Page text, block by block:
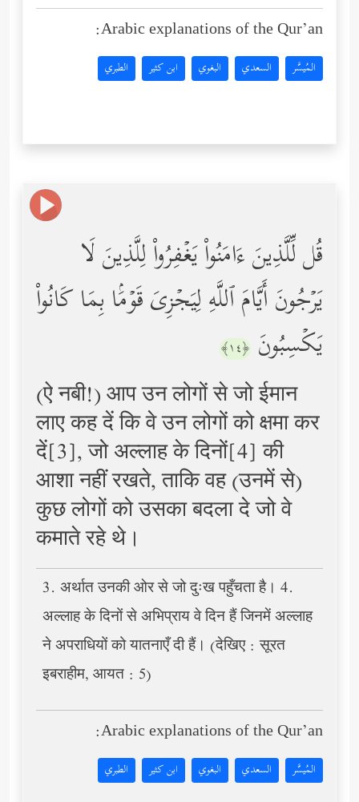
Arabic explanations of the Qur’an:
المُيسَّر السعدي البغوي ابن كثير الطبري
قُل لِّلَّذِینَ ءَامَنُواْ یَغۡفِرُواْ لِلَّذِینَ لَا
یَرۡجُونَ أَیَّامَ ٱللَّهِ لِیَجۡزِیَ قَوۡمَۢا بِمَا كَانُواْ
یَكۡسِبُونَ ﴿١٤﴾
(ऐ नबी!) आप उन लोगों से जो ईमान
लाए कह दें कि वे उन लोगों को क्षमा कर
दें[3], जो अल्लाह के दिनों[4] की
आशा नहीं रखते, ताकि वह (उनमें से)
कुछ लोगों को उसका बदला दे जो वे
कमाते रहे थे।
3. अर्थात उनकी ओर से जो दुःख पहुँचता है। 4.
अल्लाह के दिनों से अभिप्राय वे दिन हैं जिनमें अल्लाह
ने अपराधियों को यातनाएँ दी हैं। (देखिए : सूरत
इबराहीम, आयत : 5)
Arabic explanations of the Qur’an:
المُيسَّر السعدي البغوي ابن كثير الطبري